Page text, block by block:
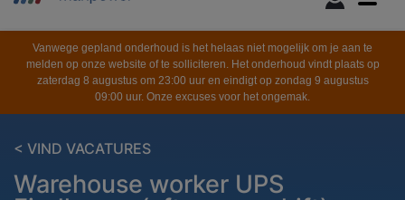
Vanwege gepland onderhoud is het helaas niet mogelijk om je aan te
melden op onze website of te solliciteren. Het onderhoud vindt plaats op
zaterdag 8 augustus om 23:00 uur en eindigt op zondag 9 augustus
09:00 uur. Onze excuses voor het ongemak.
< VIND VACATURES
Warehouse worker UPS